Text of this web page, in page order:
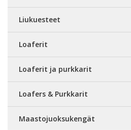
Liukuesteet
Loaferit
Loaferit ja purkkarit
Loafers & Purkkarit
Maastojuoksukengät